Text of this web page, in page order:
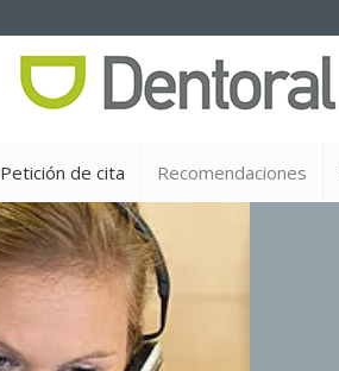
Petición de cita Recomendaciones